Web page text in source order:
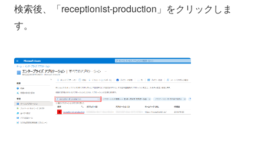
検索後、「receptionist-production」をクリックしま
す。